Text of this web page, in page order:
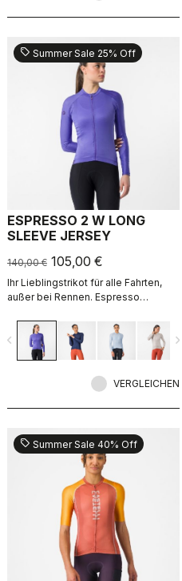
sell Summer Sale 25% Off
ESPRESSO 2 W LONG
SLEEVE JERSEY
140,00 € 105,00 €
Ihr Lieblingstrikot für alle Fahrten,
außer bei Rennen. Espresso
perfektioniert. 2.0. Sommerleichtes
Material für kühle Tage.
navigate_before
VERGLEICHEN
sell Summer Sale 40% Off